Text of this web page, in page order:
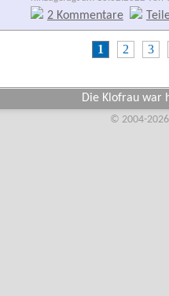
2 Kommentare
1 2 3
Die Klofrau war
© 2004-